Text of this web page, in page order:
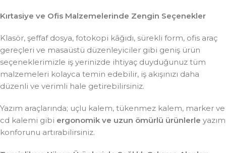
Kırtasiye ve Ofis Malzemelerinde Zengin Seçenekler
Klasör, şeffaf dosya, fotokopi kâğıdı, sürekli form, ofis araç
gereçleri ve masaüstü düzenleyiciler gibi geniş ürün
seçeneklerimizle iş yerinizde ihtiyaç duyduğunuz tüm
malzemeleri kolayca temin edebilir, iş akışınızı daha
düzenli ve verimli hale getirebilirsiniz.
Yazım araçlarında; uçlu kalem, tükenmez kalem, marker ve
cd kalemi gibi ergonomik ve uzun ömürlü ürünlerle yazım
konforunu artırabilirsiniz.